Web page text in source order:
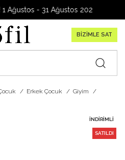
- 31 Ağustos 2026
BİZİMLE SAT
Erkek Çocuk
Giyim
İNDIRIMLI
SATILDI